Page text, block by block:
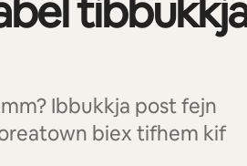
Ibbukkja post fejn
biex tifhem kif